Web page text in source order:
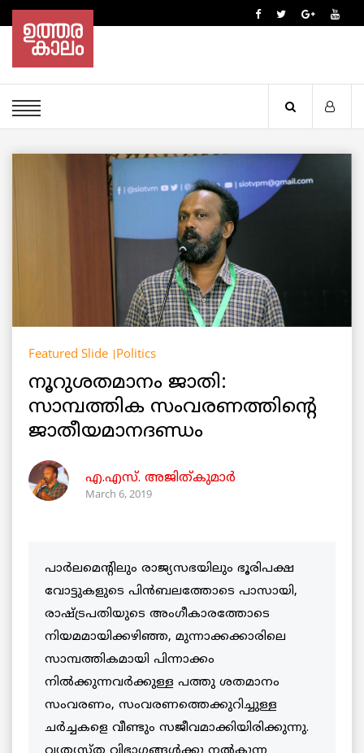
Featured Slide Politics
നൂറുശതമാനം ജാതി:
സാമ്പത്തിക സംവരണത്തിന്റെ
ജാതീയമാനദണ്ഡം
എ.എസ്. അജിത്കുമാര്‍
March 6, 2019
പാര്‍ലമെന്റിലും രാജ്യസഭയിലും ഭൂരിപക്ഷ
വോട്ടുകളുടെ പിന്‍ബലത്തോടെ പാസായി,
രാഷ്ട്രപതിയുടെ അംഗീകാരത്തോടെ
നിയമമായിക്കഴിഞ്ഞ, മുന്നാക്കക്കാരിലെ
സാമ്പത്തികമായി പിന്നാക്കം
നില്‍ക്കുന്നവര്‍ക്കുള്ള പത്തു ശതമാനം
സംവരണം, സംവരണത്തെക്കുറിച്ചുള്ള
ചര്‍ച്ചകളെ വീണ്ടും സജീവമാക്കിയിരിക്കുന്നു.